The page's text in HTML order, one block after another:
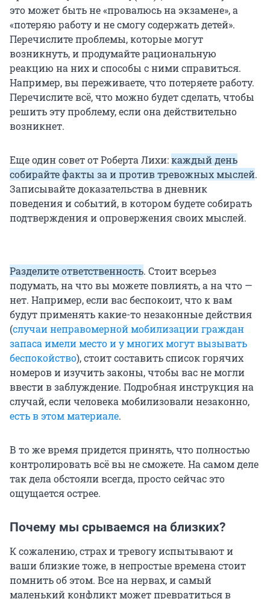
это может быть не «провалюсь на экзамене», а
«потеряю работу и не смогу содержать детей».
Перечислите проблемы, которые могут
возникнуть, и продумайте рациональную
реакцию на них и способы с ними справиться.
Например, вы переживаете, что потеряете работу.
Перечислите всё, что можно будет сделать, чтобы
решить эту проблему, если она действительно
возникнет.
Еще один совет от Роберта Лихи:каждый день
собирайте факты за и против тревожных мыслей.
Записывайте доказательства в дневник
поведения и событий, в котором будете собирать
подтверждения и опровержения своих мыслей.
Разделите ответственность. Стоит всерьез
подумать, на что вы можете повлиять, а на что —
нет. Например, если вас беспокоит, что к вам
будут применять какие-то незаконные действия
(случаи неправомерной мобилизации граждан
запаса имели место и у многих могут вызывать
беспокойство), стоит составить список горячих
номеров и изучить законы, чтобы вас не могли
ввести в заблуждение. Подробная инструкция на
случай, если человека мобилизовали незаконно,
есть в этом материале.
В то же время придется принять, что полностью
контролировать всё вы не сможете. На самом деле
так дела обстояли всегда, просто сейчас это
ощущается острее.
Почему мы срываемся на близких?
К сожалению, страх и тревогу испытывают и
ваши близкие тоже, в непростые времена стоит
помнить об этом. Все на нервах, и самый
маленький конфликт может превратиться в